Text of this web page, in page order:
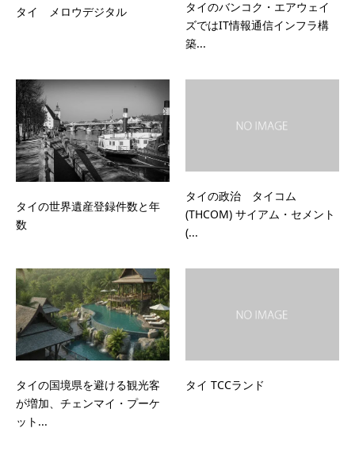
タイ メロウデジタル
タイのバンコク・エアウェイ
ズではIT情報通信インフラ構
築...
タイの世界遺産登録件数と年
数
タイの政治 タイコム
(THCOM) サイアム・セメント
(...
タイの国境県を避ける観光客
が増加、チェンマイ・プーケ
ット...
タイ TCCランド